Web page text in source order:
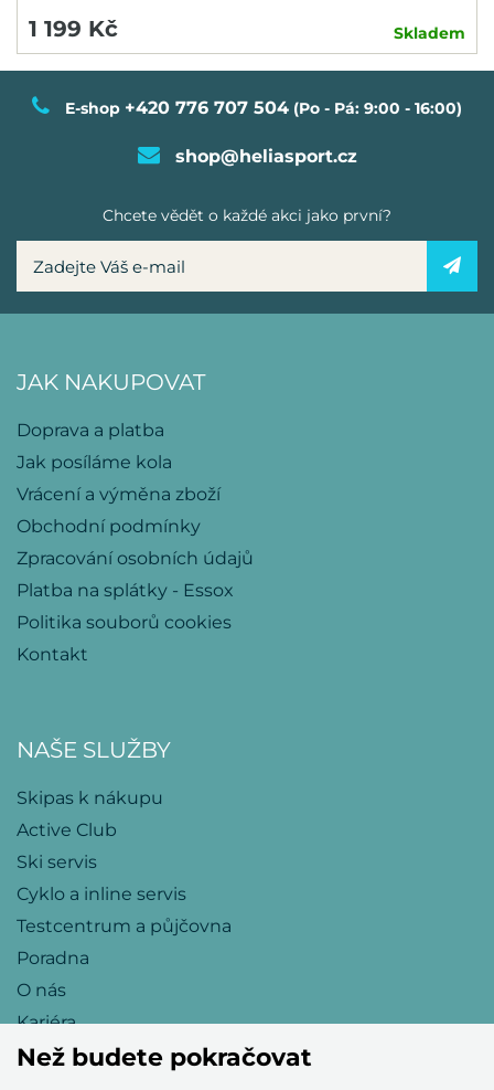
1 199 Kč Skladem
E-shop +420 776 707 504 (Po - Pá: 9:00 - 16:00)
shop@heliasport.cz
Chcete vědět o každé akci jako první?
JAK NAKUPOVAT
Doprava a platba
Jak posíláme kola
Vrácení a výměna zboží
Obchodní podmínky
Zpracování osobních údajů
Platba na splátky - Essox
Politika souborů cookies
Kontakt
NAŠE SLUŽBY
Skipas k nákupu
Active Club
Ski servis
Cyklo a inline servis
Testcentrum a půjčovna
Poradna
O nás
Kariéra
Než budete pokračovat